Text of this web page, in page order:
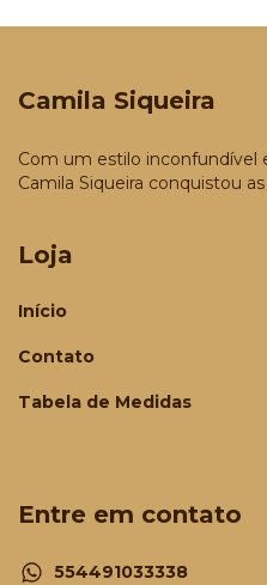
Camila Siqueira
Com um estilo inconfundível
Camila Siqueira conquistou
Loja
Início
Contato
Tabela de Medidas
Entre em contato
554491033338